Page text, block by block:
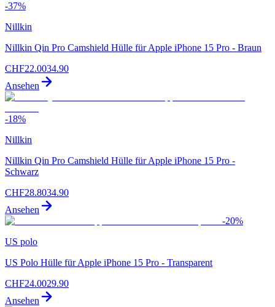
-37%
Nillkin
Nillkin Qin Pro Camshield Hülle für Apple iPhone 15 Pro - Braun
CHF22.0034.90
Ansehen
-18%
Nillkin
Nillkin Qin Pro Camshield Hülle für Apple iPhone 15 Pro -
Schwarz
CHF28.8034.90
Ansehen
-20%
US polo
US Polo Hülle für Apple iPhone 15 Pro - Transparent
CHF24.0029.90
Ansehen